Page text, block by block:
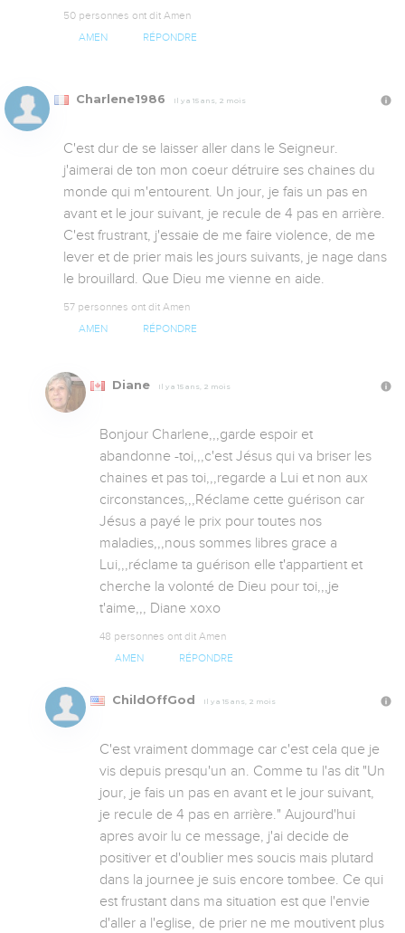
50 personnes ont dit Amen
AMEN RÉPONDRE
Charlene1986 Il y a 15 ans, 2 mois
C'est dur de se laisser aller dans le Seigneur.
j'aimerai de ton mon coeur détruire ses chaines du
monde qui m'entourent. Un jour, je fais un pas en
avant et le jour suivant, je recule de 4 pas en arrière.
C'est frustrant, j'essaie de me faire violence, de me
lever et de prier mais les jours suivants, je nage dans
le brouillard. Que Dieu me vienne en aide.
57 personnes ont dit Amen
AMEN RÉPONDRE
Diane Il y a 15 ans, 2 mois
Bonjour Charlene,,,garde espoir et
abandonne -toi,,,c'est Jésus qui va briser les
chaines et pas toi,,,regarde a Lui et non aux
circonstances,,,Réclame cette guérison car
Jésus a payé le prix pour toutes nos
maladies,,,nous sommes libres grace a
Lui,,,réclame ta guérison elle t'appartient et
cherche la volonté de Dieu pour toi,,,je
t'aime,,, Diane xoxo
48 personnes ont dit Amen
AMEN RÉPONDRE
ChildOffGod Il y a 15 ans, 2 mois
C'est vraiment dommage car c'est cela que je
vis depuis presqu'un an. Comme tu l'as dit "Un
jour, je fais un pas en avant et le jour suivant,
je recule de 4 pas en arrière." Aujourd'hui
apres avoir lu ce message, j'ai decide de
positiver et d'oublier mes soucis mais plutard
dans la journee je suis encore tombee. Ce qui
est frustant dans ma situation est que l'envie
d'aller a l'eglise, de prier ne me moutivent plus